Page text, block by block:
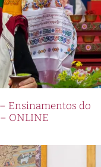
Ensinamentos do
ONLINE